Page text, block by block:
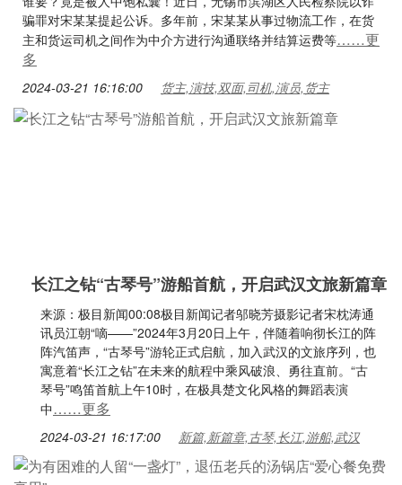
骗罪对宋某某提起公诉。多年前，宋某某从事过物流工作，在货
主和货运司机之间作为中介方进行沟通联络并结算运费等……更
多
2024-03-21 16:16:00 货主,演技,双面,司机,演员,货主
长江之钻“古琴号”游船首航，开启武汉文旅新篇章
来源：极目新闻00:08极目新闻记者邬晓芳摄影记者宋枕涛通
讯员江朝“嘀——”2024年3月20日上午，伴随着响彻长江的阵
阵汽笛声，“古琴号”游轮正式启航，加入武汉的文旅序列，也
寓意着“长江之钻”在未来的航程中乘风破浪、勇往直前。“古
琴号”鸣笛首航上午10时，在极具楚文化风格的舞蹈表演
中……更多
2024-03-21 16:17:00 新篇,新篇章,古琴,长江,游船,武汉